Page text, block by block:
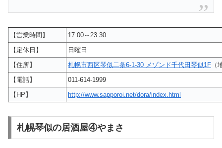
【営業時間】
17:00～23:30
【定休日】
日曜日
【住所】
札幌市西区琴似二条6-1-30 メゾンド千代田琴似1F （
【電話】
011-614-1999
【HP】
http://www.sapporoi.net/dora/index.html
札幌琴似の居酒屋④やまさ